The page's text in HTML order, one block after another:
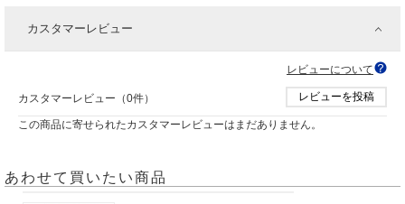
カスタマーレビュー
レビューについて
カスタマーレビュー（0件） レビューを投稿
この商品に寄せられたカスタマーレビューはまだありません。
あわせて買いたい商品